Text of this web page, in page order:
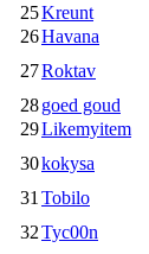
25Kreunt
26Havana
27Roktav
28goed goud
29Likemyitem
30kokysa
31 Tobilo
32Tyc00n